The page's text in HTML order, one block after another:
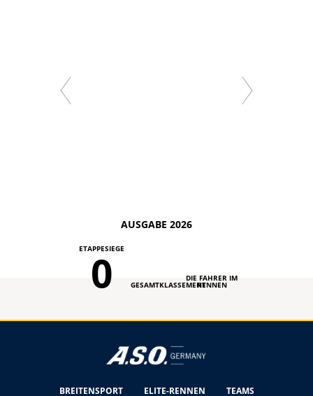
AUSGABE 2026
ETAPPESIEGE
0 GESAMTKLASSEMENT
DIE FAHRER IM
RENNEN
BREITENSPORT ELITE-RENNEN TEAMS